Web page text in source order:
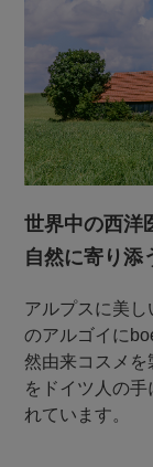
世界中の西洋
自然に寄り添
アルプスに美
のアルゴイに
然由来コスメ
をドイツ人の
れています。